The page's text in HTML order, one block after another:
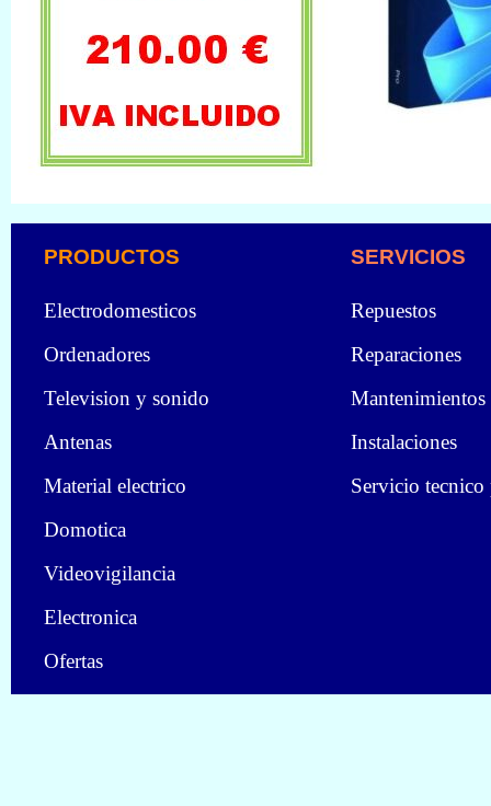
Repuestos
Reparaciones
Mantenimientos
Instalaciones
Servicio
Electrodomesticos
Ordenadores
Television y sonido
Antenas
Material electrico
Domotica
Videovigilancia
Electronica
Ofertas
PRODUCTOS SERVICIOS